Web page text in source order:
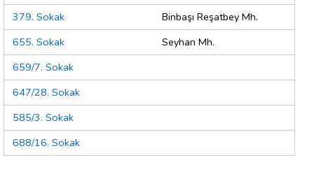
379. Sokak
Binbaşı Reşatbey Mh.
655. Sokak
Seyhan Mh.
659/7. Sokak
647/28. Sokak
585/3. Sokak
688/16. Sokak